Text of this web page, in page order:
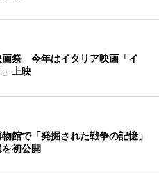
画祭 今年はイタリア映画「イ
上映
館で「発掘された戦争の記憶」
初公開